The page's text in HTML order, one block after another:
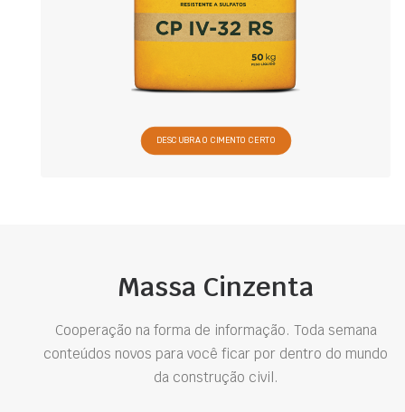
DESCUBRA O CIMENTO CERTO
Massa Cinzenta
Cooperação na forma de informação. Toda semana
conteúdos novos para você ficar por dentro do mundo
da construção civil.